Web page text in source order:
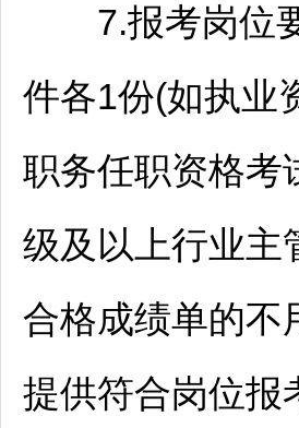
7.报考岗位要
件各1份(如执业
职务任职资格考
级及以上行业主
合格成绩单的不
提供符合岗位报